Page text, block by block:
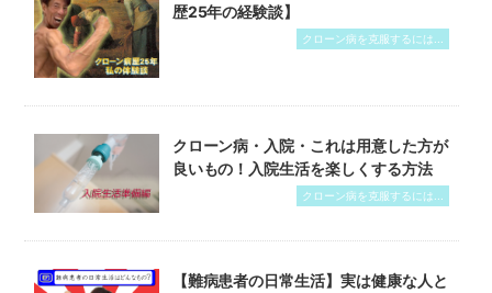
歴25年の経験談】
クローン病を克服するには...
クローン病・入院・これは用意した方が
良いもの！入院生活を楽しくする方法
クローン病を克服するには...
【難病患者の日常生活】実は健康な人と